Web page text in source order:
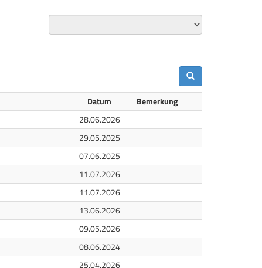
Datum
Bemerkung
28.06.2026
29.05.2025
07.06.2025
11.07.2026
11.07.2026
13.06.2026
09.05.2026
08.06.2024
25.04.2026